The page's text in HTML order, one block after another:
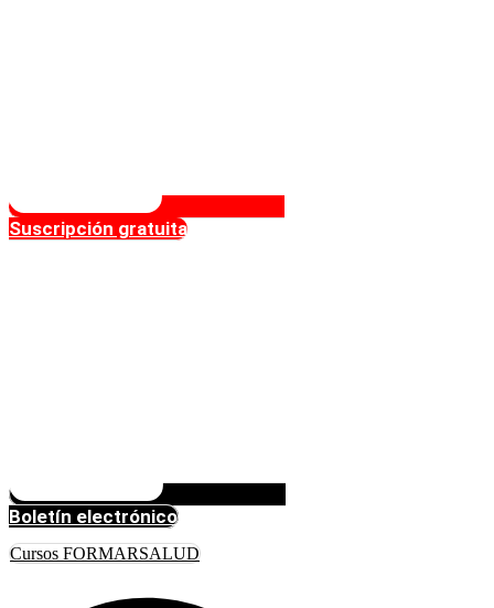
Suscripción gratuita
Boletín electrónico
Cursos FORMARSALUD